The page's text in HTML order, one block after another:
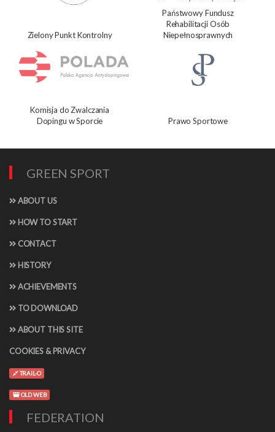
Zielony Punkt Kontrolny
Państwowy Fundusz
Rehabilitacji Osób
Niepełnosprawnych
Komisja do Zwalczania
Dopingu w Sporcie
Prawo Sportowe
GREEN SPORT
ABOUT US
HOW TO START
CONTACT
HISTORY
ACHIEVEMENTS
TO DOWNLOAD
ABOUT THIS SITE
COOKIES & PRIVACY
TRAIL-O
OLD WEB
FEDERATION